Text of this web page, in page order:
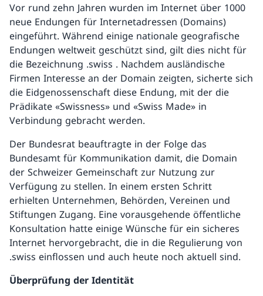
Vor rund zehn Jahren wurden im Internet über 1000
neue Endungen für Internetadressen (Domains)
eingeführt. Während einige nationale geografische
Endungen weltweit geschützt sind, gilt dies nicht für
die Bezeichnung .swiss . Nachdem ausländische
Firmen Interesse an der Domain zeigten, sicherte sich
die Eidgenossenschaft diese Endung, mit der die
Prädikate «Swissness» und «Swiss Made» in
Verbindung gebracht werden.
Der Bundesrat beauftragte in der Folge das
Bundesamt für Kommunikation damit, die Domain
der Schweizer Gemeinschaft zur Nutzung zur
Verfügung zu stellen. In einem ersten Schritt
erhielten Unternehmen, Behörden, Vereinen und
Stiftungen Zugang. Eine vorausgehende öffentliche
Konsultation hatte einige Wünsche für ein sicheres
Internet hervorgebracht, die in die Regulierung von
.swiss einflossen und auch heute noch aktuell sind.
Überprüfung der Identität